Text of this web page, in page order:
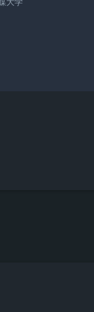
大学